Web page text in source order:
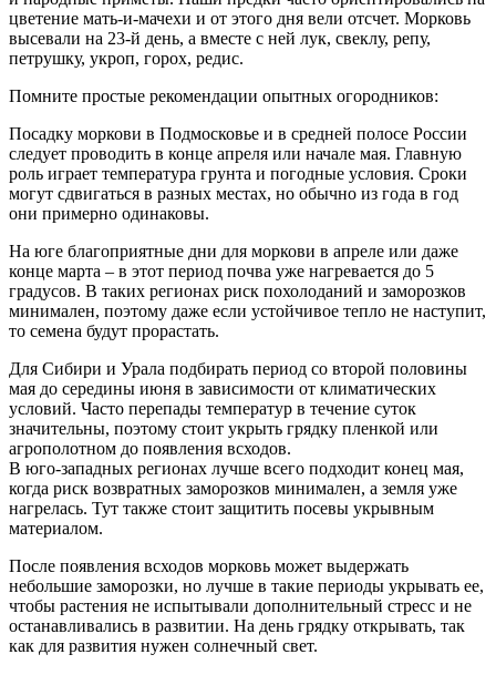
цветение мать-и-мачехи и от этого дня вели отсчет. Морковь
высевали на 23-й день, а вместе с ней лук, свеклу, репу,
петрушку, укроп, горох, редис.
Помните простые рекомендации опытных огородников:
Посадку моркови в Подмосковье и в средней полосе России
следует проводить в конце апреля или начале мая. Главную
роль играет температура грунта и погодные условия. Сроки
могут сдвигаться в разных местах, но обычно из года в год
они примерно одинаковы.
На юге благоприятные дни для моркови в апреле или даже
конце марта – в этот период почва уже нагревается до 5
градусов. В таких регионах риск похолоданий и заморозков
минимален, поэтому даже если устойчивое тепло не наступит,
то семена будут прорастать.
Для Сибири и Урала подбирать период со второй половины
мая до середины июня в зависимости от климатических
условий. Часто перепады температур в течение суток
значительны, поэтому стоит укрыть грядку пленкой или
агрополотном до появления всходов.
В юго-западных регионах лучше всего подходит конец мая,
когда риск возвратных заморозков минимален, а земля уже
нагрелась. Тут также стоит защитить посевы укрывным
материалом.
После появления всходов морковь может выдержать
небольшие заморозки, но лучше в такие периоды укрывать ее,
чтобы растения не испытывали дополнительный стресс и не
останавливались в развитии. На день грядку открывать, так
как для развития нужен солнечный свет.